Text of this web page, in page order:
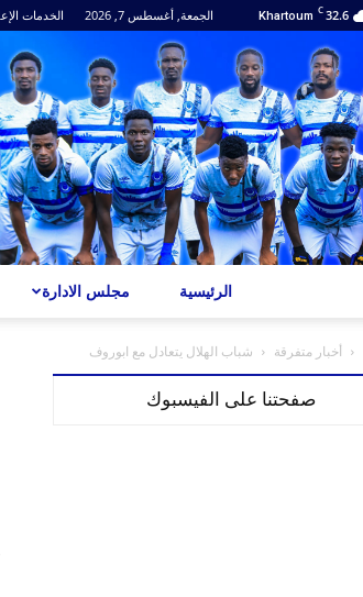
32.6
C
Khartoum الجمعة, أغسطس 7, 2026 الخدمات
مجلس الادارة الرئيسية
أخبار متفرقة شباب الهلال يتعادل مع ابوروف
صفحتنا على الفيسبوك